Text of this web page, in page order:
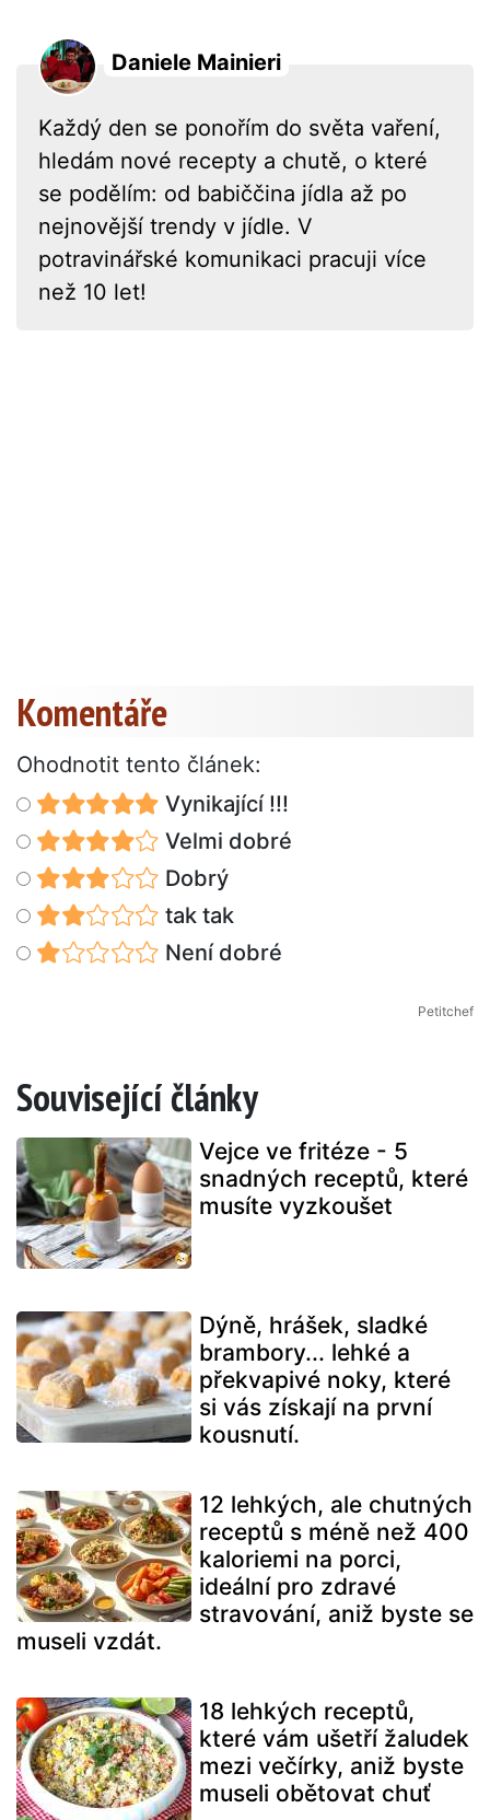
Daniele Mainieri
Každý den se ponořím do světa vaření,
hledám nové recepty a chutě, o které
se podělím: od babiččina jídla až po
nejnovější trendy v jídle. V
potravinářské komunikaci pracuji více
než 10 let!
Komentáře
Ohodnotit tento článek:
Vynikající !!!
Velmi dobré
Dobrý
tak tak
Není dobré
Petitchef
Související články
Vejce ve fritéze - 5
snadných receptů, které
musíte vyzkoušet
Dýně, hrášek, sladké
brambory... lehké a
překvapivé noky, které
si vás získají na první
kousnutí.
12 lehkých, ale chutných
receptů s méně než 400
kaloriemi na porci,
ideální pro zdravé
stravování, aniž byste se
museli vzdát.
18 lehkých receptů,
které vám ušetří žaludek
mezi večírky, aniž byste
museli obětovat chuť